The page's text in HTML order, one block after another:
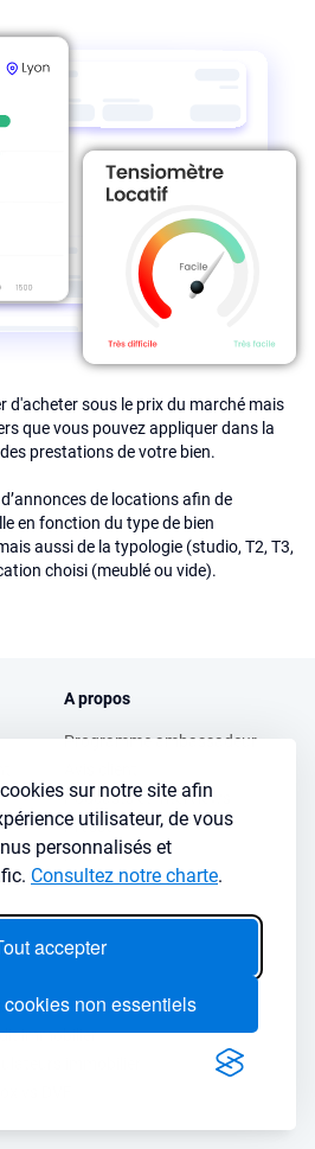
sur notre site afin
utilisateur, de vous
personnalisés et
Consultez notre charte.
accepter
non essentiels
d'acheter sous le prix du marché mais
que vous pouvez appliquer dans la
prestations de votre bien.
de locations afin de
en fonction du type de bien
aussi de la typologie (studio, T2, T3,
choisi (meublé ou vide).
A propos
Programme ambassadeur
Podcasts et Interviews
Presse
FAQ
de l'immobilier
immobilier